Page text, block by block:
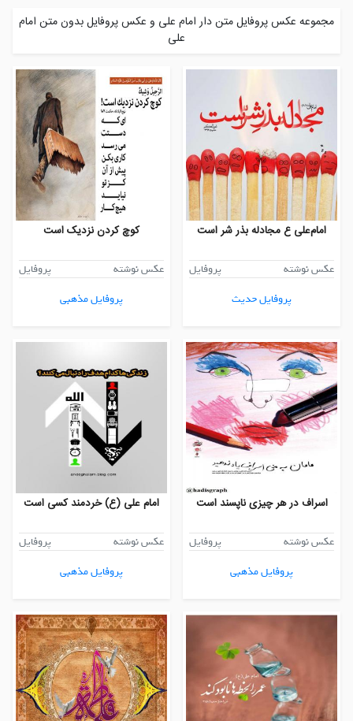
مجموعه عکس پروفایل متن دار امام علی و عکس پروفایل بدون متن امام
علی
امام‌علی ع مجادله بذر شر است
عکس نوشته
پروفایل
پروفایل حدیث
کوچ کردن نزدیک است
عکس نوشته
پروفایل
پروفایل مذهبی
اسراف در هر چیزی ناپسند است
عکس نوشته
پروفایل
پروفایل مذهبی
امام علی (ع) خردمند كسی است
عکس نوشته
پروفایل
پروفایل مذهبی